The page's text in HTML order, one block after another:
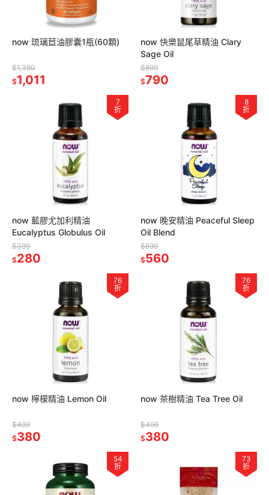
now 琉璃苣油膠囊1瓶(60顆)
$1,380
$1,011
now 快樂鼠尾草精油 Clary
Sage Oil
$899
$790
7
折
now 藍膠尤加利精油
Eucalyptus Globulus Oil
$399
$280
8
折
now 晚安精油 Peaceful Sleep
Oil Blend
$699
$560
76
折
now 檸檬精油 Lemon Oil
$499
$380
76
折
now 茶樹精油 Tea Tree Oil
$499
$380
54
折
73
折